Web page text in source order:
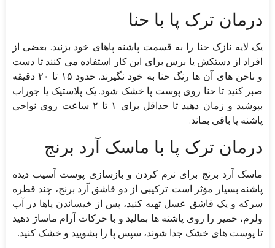
درمان ترک پا با حنا
یک لایه نازک حنا را به قسمت پاشنه پاهای خود بزنید. بعضی از
افراد از دستکش یا برس برای این کار استفاده می کنند تا دست
و ناخن های آن ها رنگ حنا به خود نگیرند. حدود ۱۵ تا ۲۰ دقیقه
صبر کنید تا حنا روی پوست پا خشک شود. یک پلاستیک یا جوراب
بپوشید و زمان دهید تا حداقل برای ۱ تا ۲ ساعت روی نواحی
پاشنه پا باقی بماند.
درمان ترک پا با ماسک آرد برنج
ماسک آرد برنج برای نرم کردن و بازسازی پوست آسیب دیده
پاشنه بسیار مؤثر است. ترکیبی از دو قاشق آرد برنج، چند قطره
سرکه و یک قاشق عسل تهیه کنید، پس از خیساندن پاها در آب
ولرم، خمیر را روی پاشنه ها بمالید و با حرکات آرام ماساژ دهید
تا پوست های خشک جدا شوند، سپس پا را بشویید و خشک کنید.